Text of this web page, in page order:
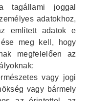
tagállami joggal
adatokhoz,
említett adatok e
meg kell, hogy
megfelelően az
vagy jogi
vagy bármely